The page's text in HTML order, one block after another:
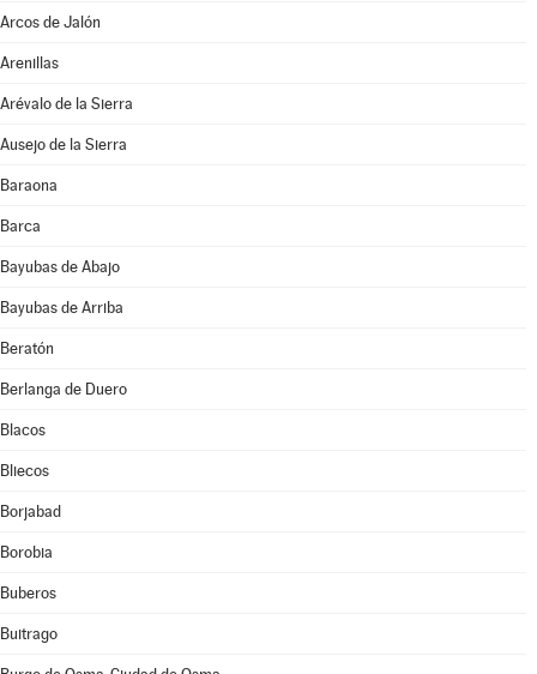
Arcos de Jalón
Arenillas
Arévalo de la Sierra
Ausejo de la Sierra
Baraona
Barca
Bayubas de Abajo
Bayubas de Arriba
Beratón
Berlanga de Duero
Blacos
Bliecos
Borjabad
Borobia
Buberos
Buitrago